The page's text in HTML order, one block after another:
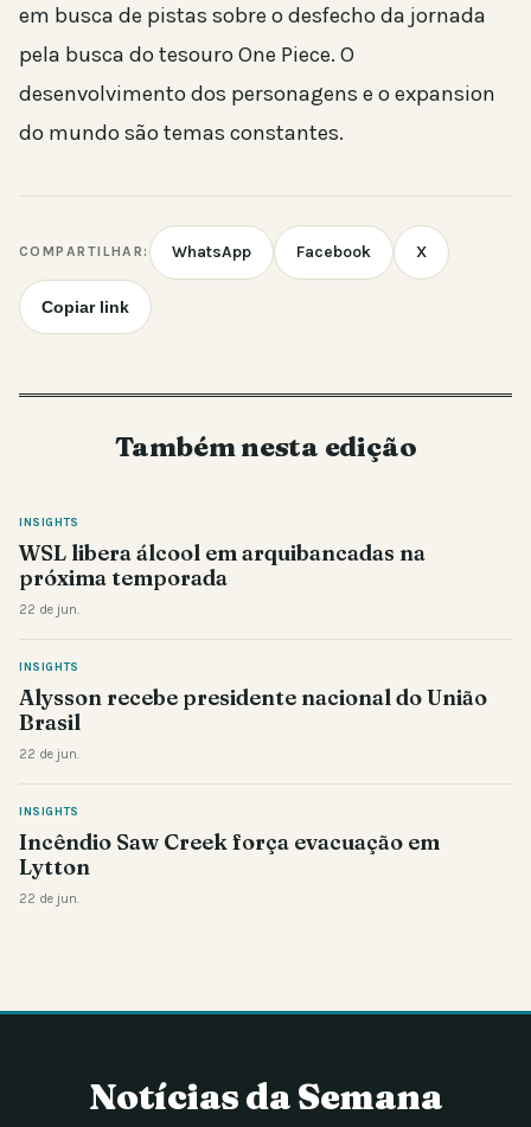
em busca de pistas sobre o desfecho da jornada
pela busca do tesouro One Piece. O
desenvolvimento dos personagens e o expansion
do mundo são temas constantes.
COMPARTILHAR: WhatsApp Facebook X
Copiar link
Também nesta edição
INSIGHTS
WSL libera álcool em arquibancadas na
próxima temporada
22 de jun.
INSIGHTS
Alysson recebe presidente nacional do União
Brasil
22 de jun.
INSIGHTS
Incêndio Saw Creek força evacuação em
Lytton
22 de jun.
Notícias da Semana